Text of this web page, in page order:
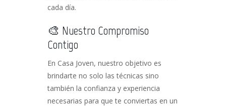
cada día.
🎨 Nuestro Compromiso
Contigo
En Casa Joven, nuestro objetivo es
brindarte no solo las técnicas sino
también la confianza y experiencia
necesarias para que te conviertas en un